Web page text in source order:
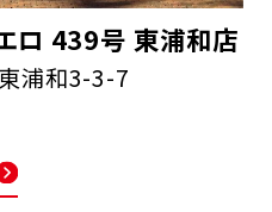
ロ 439号 東浦和店
浦和3-3-7